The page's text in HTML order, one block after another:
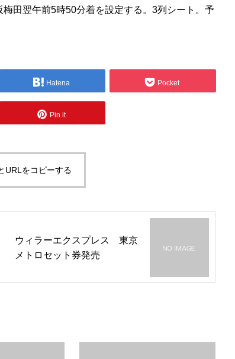
田翌午前5時50分着を設定する。3列シート。予
Hatena Pocket
Pin it
URLをコピーする
ウィラーエクスプレス 東京
メトロセット券発売